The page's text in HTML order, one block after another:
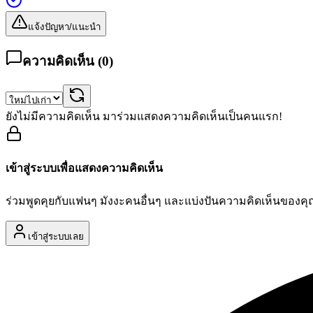
แจ้งปัญหา/แนะนำ
ความคิดเห็น (0)
ยังไม่มีความคิดเห็น มาร่วมแสดงความคิดเห็นเป็นคนแรก!
เข้าสู่ระบบเพื่อแสดงความคิดเห็น
ร่วมพูดคุยกับแฟนๆ มังงะคนอื่นๆ และแบ่งปันความคิดเห็นของ
เข้าสู่ระบบเลย